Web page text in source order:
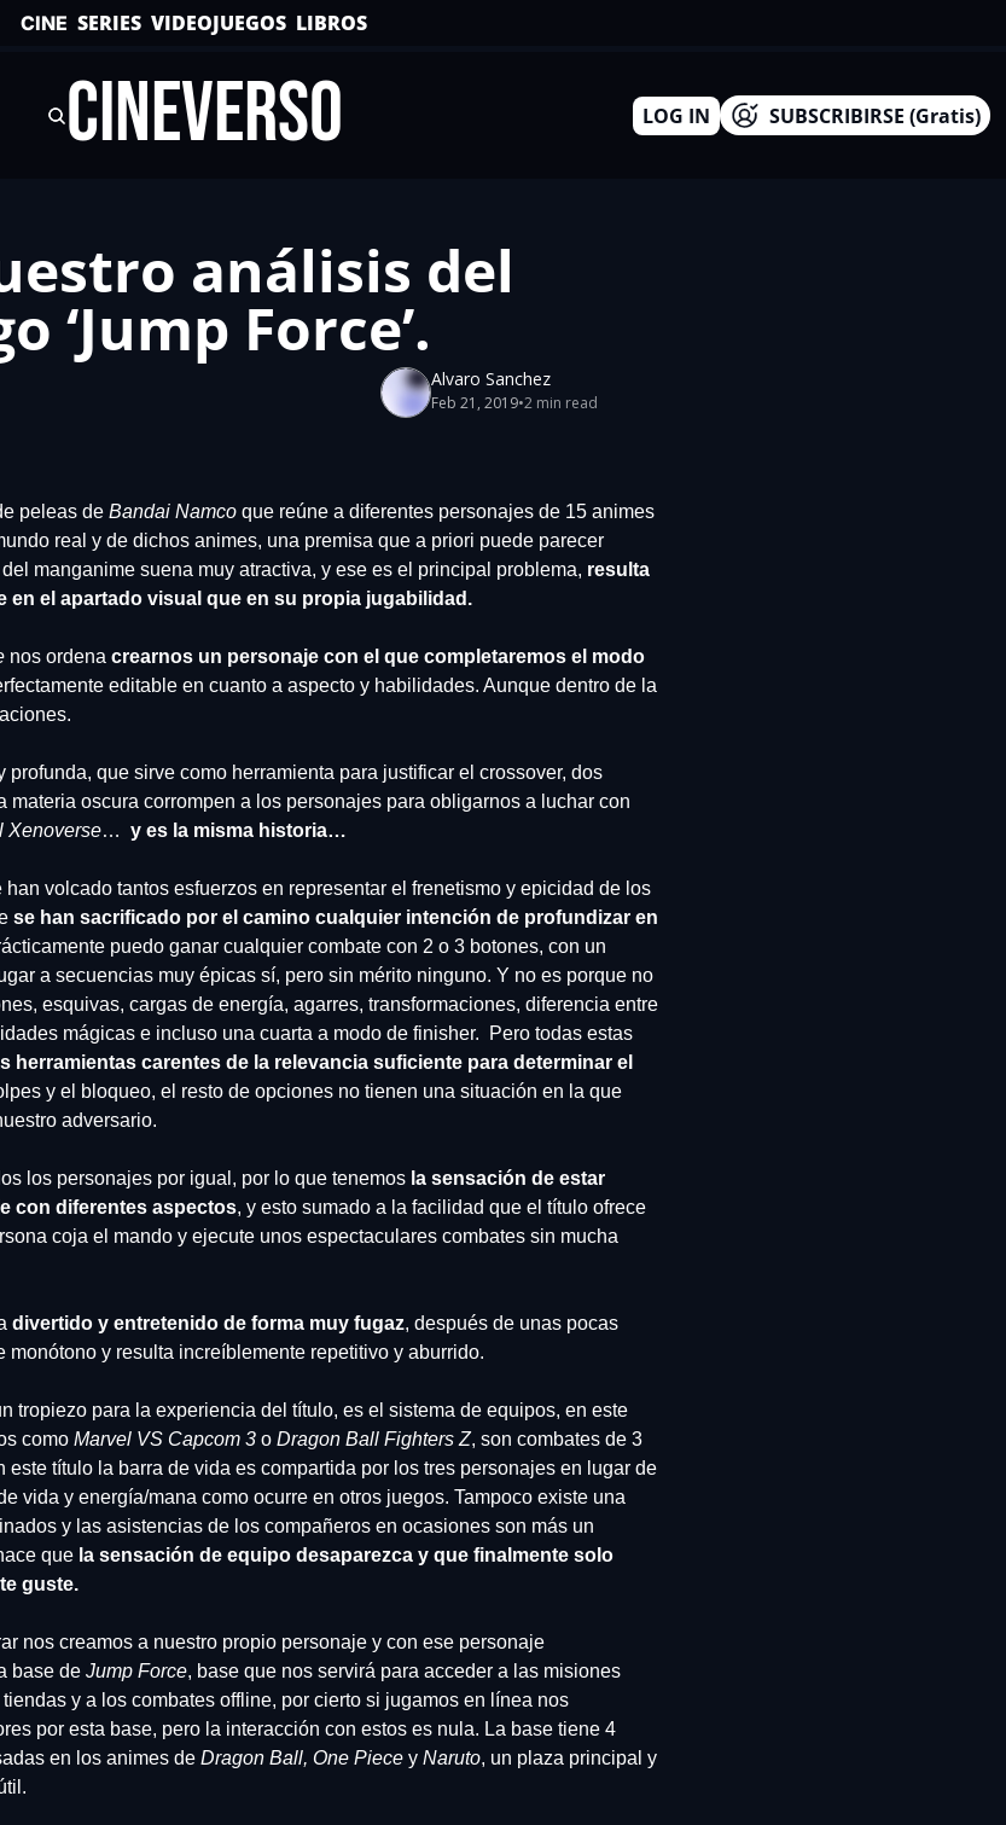
CINE SERIES VIDEOJUEGOS LIBROS
CINEVERSO LOG IN SUBSCRIBIRSE (Gratis)
análisis del
‘Jump Force’.
Alvaro Sanchez
Feb 21, 2019•2 min read
peleas de Bandai Namco que reúne a diferentes personajes de 15 animes
real y de dichos animes, una premisa que a priori puede parecer
manganime suena muy atractiva, y ese es el principal problema, resulta
el apartado visual que en su propia jugabilidad.
nos ordena crearnos un personaje con el que completaremos el modo
editable en cuanto a aspecto y habilidades. Aunque dentro de la
profunda, que sirve como herramienta para justificar el crossover, dos
materia oscura corrompen a los personajes para obligarnos a luchar con
Xenoverse… y es la misma historia…
volcado tantos esfuerzos en representar el frenetismo y epicidad de los
se han sacrificado por el camino cualquier intención de profundizar en
puedo ganar cualquier combate con 2 o 3 botones, con un
a secuencias muy épicas sí, pero sin mérito ninguno. Y no es porque no
esquivas, cargas de energía, agarres, transformaciones, diferencia entre
mágicas e incluso una cuarta a modo de finisher.  Pero todas estas
herramientas carentes de la relevancia suficiente para determinar el
y el bloqueo, el resto de opciones no tienen una situación en la que
adversario.
los personajes por igual, por lo que tenemos la sensación de estar
con diferentes aspectos, y esto sumado a la facilidad que el título ofrece
coja el mando y ejecute unos espectaculares combates sin mucha
divertido y entretenido de forma muy fugaz, después de unas pocas
monótono y resulta increíblemente repetitivo y aburrido.
tropiezo para la experiencia del título, es el sistema de equipos, en este
como Marvel VS Capcom 3 o Dragon Ball Fighters Z, son combates de 3
este título la barra de vida es compartida por los tres personajes en lugar de
vida y energía/mana como ocurre en otros juegos. Tampoco existe una
y las asistencias de los compañeros en ocasiones son más un
que la sensación de equipo desaparezca y que finalmente solo
guste.
nos creamos a nuestro propio personaje y con ese personaje
base de Jump Force, base que nos servirá para acceder a las misiones
y a los combates offline, por cierto si jugamos en línea nos
por esta base, pero la interacción con estos es nula. La base tiene 4
en los animes de Dragon Ball, One Piece y Naruto, un plaza principal y